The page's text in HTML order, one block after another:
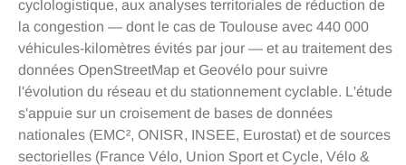
cyclologistique, aux analyses territoriales de réduction de
la congestion — dont le cas de Toulouse avec 440 000
véhicules-kilomètres évités par jour — et au traitement des
données OpenStreetMap et Geovélo pour suivre
l'évolution du réseau et du stationnement cyclable. L'étude
s'appuie sur un croisement de bases de données
nationales (EMC², ONISR, INSEE, Eurostat) et de sources
sectorielles (France Vélo, Union Sport et Cycle, Vélo &